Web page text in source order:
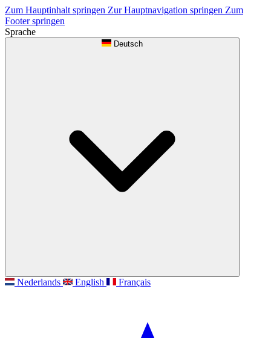
Zum Hauptinhalt springen Zur Hauptnavigation springen Zum
Footer springen
Sprache
Deutsch
Nederlands English Français